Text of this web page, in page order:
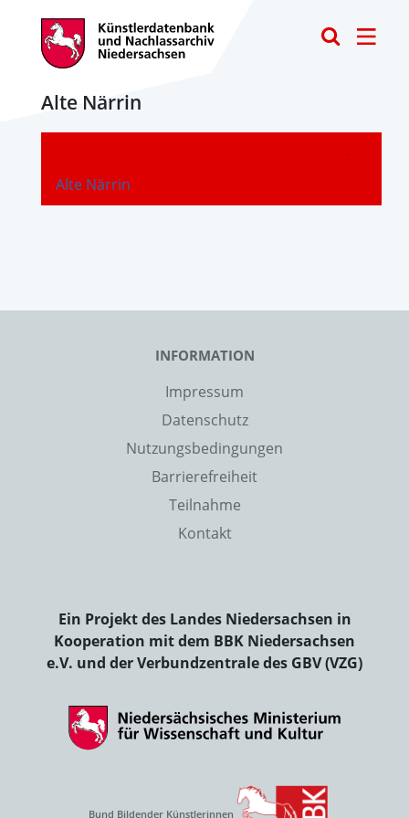
Alte Närrin
Alte Närrin
-
INFORMATION
Impressum
Datenschutz
Nutzungsbedingungen
Barrierefreiheit
Teilnahme
Kontakt
Ein Projekt des Landes Niedersachsen in
Kooperation mit dem BBK Niedersachsen
e.V. und der Verbundzentrale des GBV (VZG)
Bund Bildender Künstlerinnen